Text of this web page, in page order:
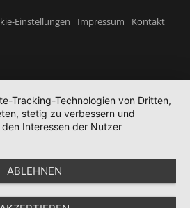
Einstellungen Impressum Kontakt
Tracking-Technologien von Dritten,
stetig zu verbessern und
Interessen der Nutzer
ABLEHNEN